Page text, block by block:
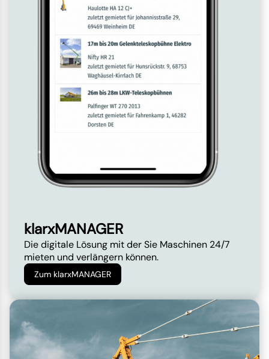
klarxMANAGER
Die digitale Lösung mit der Sie Maschinen 24/7
mieten und verlängern können.
Zum klarxMANAGER